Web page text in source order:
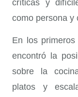
críticas y
como persona y
En los
encontró la
sobre la
platos y